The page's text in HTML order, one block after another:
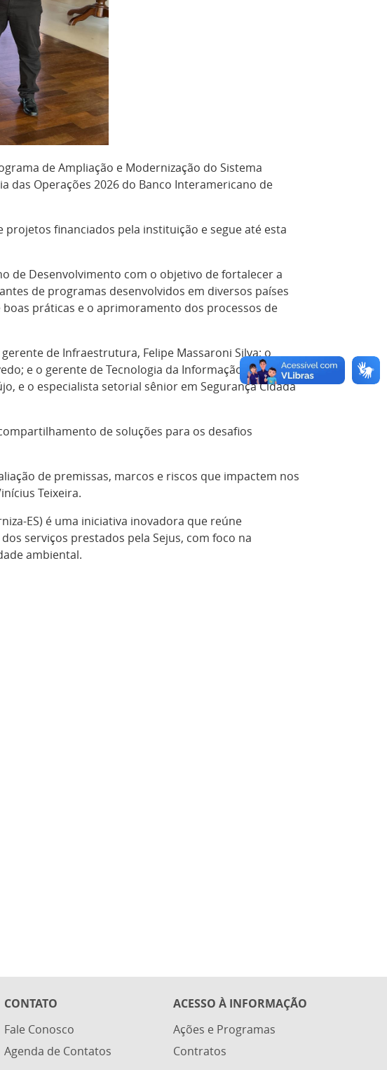
de Ampliação e Modernização do Sistema
das Operações 2026 do Banco Interamericano de
financiados pela instituição e segue até esta
de Desenvolvimento com o objetivo de fortalecer a
de programas desenvolvidos em diversos países
práticas e o aprimoramento dos processos de
de Infraestrutura, Felipe Massaroni Silva; o
e o gerente de Tecnologia da Informação, Rafael
e o especialista setorial sênior em Segurança Cidadã
de soluções para os desafios
de premissas, marcos e riscos que impactem nos
Teixeira.
ES) é uma iniciativa inovadora que reúne
serviços prestados pela Sejus, com foco na
ambiental.
CONTATO
Fale Conosco
Agenda de Contatos
ACESSO À INFORMAÇÃO
Ações e Programas
Contratos